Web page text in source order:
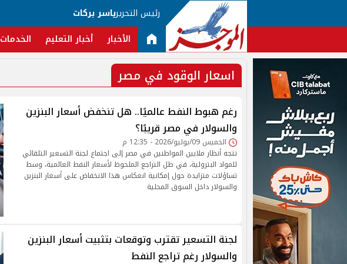
رئيس التحريرياسر بركات
الأخبار أخبار التعليم الخدمات
اسعار الوقود في مصر
رغم هبوط النفط عالميًا.. هل تنخفض أسعار البنزين
والسولار في مصر قريبًا؟
الخميس 09/يوليو/2026 - 12:35 م
تتجه أنظار ملايين المواطنين في مصر إلى اجتماع لجنة التسعير التلقائي
للمواد البترولية، في ظل التراجع الملحوظ لأسعار النفط العالمية، وسط
تساؤلات متزايدة حول إمكانية انعكاس هذا الانخفاض على أسعار البنزين
والسولار داخل السوق المحلية
لجنة التسعير تقترب وتوقعات بتثبيت أسعار البنزين
والسولار رغم تراجع النفط